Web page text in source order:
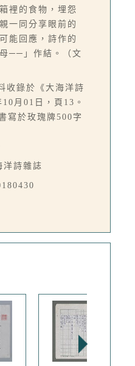
裡的食物，埋怨
一同分享眼前的
能回應，詩作的
──」作結。（文
收錄於《大海洋詩
月01日，頁13。
寫於玫瑰牌500字
洋詩雜誌